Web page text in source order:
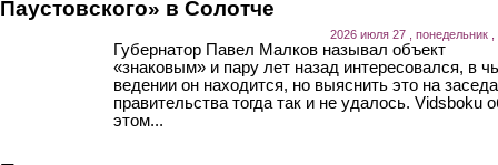
Паустовского» в Солотче
2026 июля 27 , понедельник ,
Губернатор Павел Малков называл объект
«знаковым» и пару лет назад интересовался, в
ведении он находится, но выяснить это на
правительства тогда так и не удалось. Vidsboku
этом...